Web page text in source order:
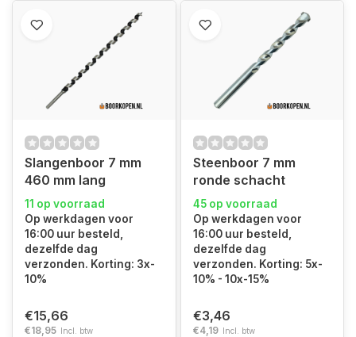
Slangenboor 7 mm
460 mm lang
11 op voorraad
Op werkdagen voor
16:00 uur besteld,
dezelfde dag
verzonden. Korting: 3x-
10%
€15,66
€18,95 Incl. btw
Steenboor 7 mm
ronde schacht
45 op voorraad
Op werkdagen voor
16:00 uur besteld,
dezelfde dag
verzonden. Korting: 5x-
10% - 10x-15%
€3,46
€4,19 Incl. btw